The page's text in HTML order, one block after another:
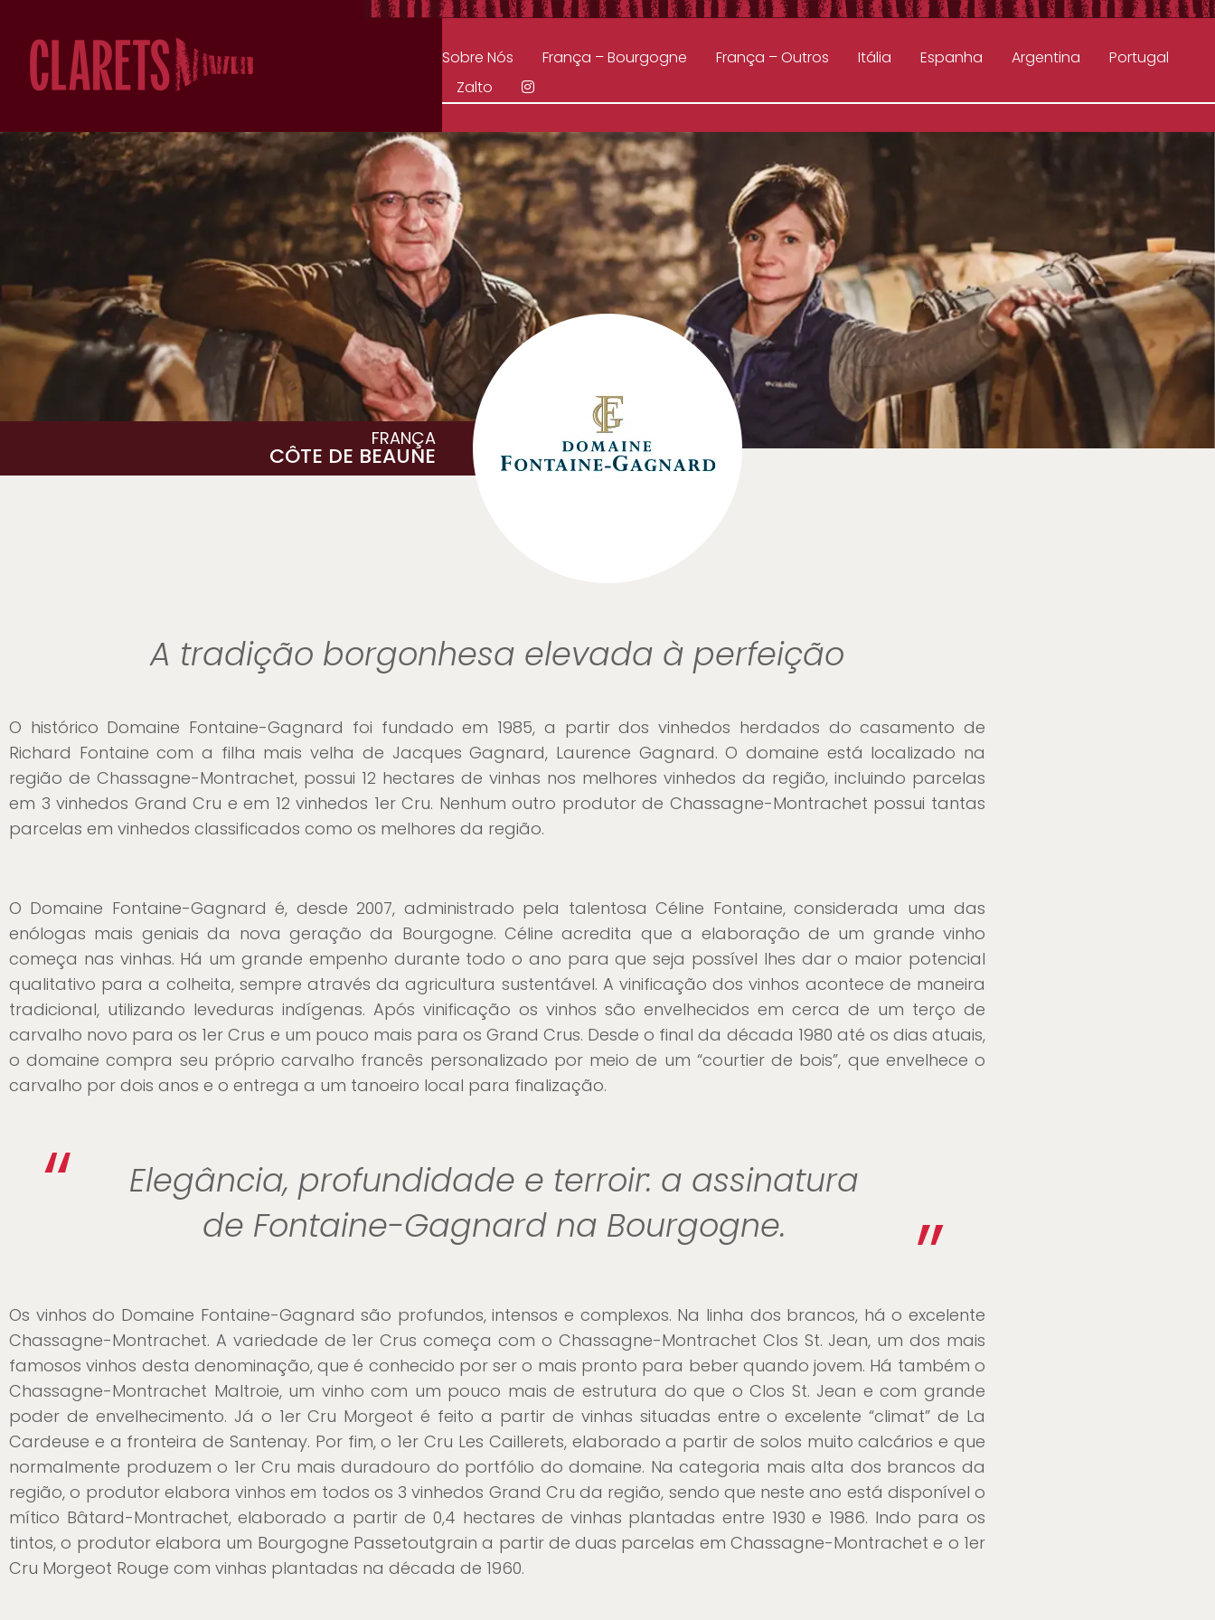
Sobre Nós França – Bourgogne França – Outros Itália Espanha Argentina
Portugal
Zalto
FRANÇA
CÔTE DE BEAUNE
A tradição borgonhesa elevada à perfeição
O histórico Domaine Fontaine-Gagnard foi fundado em 1985, a partir dos vinhedos herdados do casamento de
Richard Fontaine com a filha mais velha de Jacques Gagnard, Laurence Gagnard. O domaine está localizado na
região de Chassagne-Montrachet, possui 12 hectares de vinhas nos melhores vinhedos da região, incluindo parcelas
em 3 vinhedos Grand Cru e em 12 vinhedos 1er Cru. Nenhum outro produtor de Chassagne-Montrachet possui tantas
parcelas em vinhedos classificados como os melhores da região.
O Domaine Fontaine-Gagnard é, desde 2007, administrado pela talentosa Céline Fontaine, considerada uma das
enólogas mais geniais da nova geração da Bourgogne. Céline acredita que a elaboração de um grande vinho
começa nas vinhas. Há um grande empenho durante todo o ano para que seja possível lhes dar o maior potencial
qualitativo para a colheita, sempre através da agricultura sustentável. A vinificação dos vinhos acontece de maneira
tradicional, utilizando leveduras indígenas. Após vinificação os vinhos são envelhecidos em cerca de um terço de
carvalho novo para os 1er Crus e um pouco mais para os Grand Crus. Desde o final da década 1980 até os dias atuais,
o domaine compra seu próprio carvalho francês personalizado por meio de um “courtier de bois”, que envelhece o
carvalho por dois anos e o entrega a um tanoeiro local para finalização.
“
Elegância, profundidade e terroir: a assinatura
de Fontaine-Gagnard na Bourgogne.
”
Os vinhos do Domaine Fontaine-Gagnard são profundos, intensos e complexos. Na linha dos brancos, há o excelente
Chassagne-Montrachet. A variedade de 1er Crus começa com o Chassagne-Montrachet Clos St. Jean, um dos mais
famosos vinhos desta denominação, que é conhecido por ser o mais pronto para beber quando jovem. Há também o
Chassagne-Montrachet Maltroie, um vinho com um pouco mais de estrutura do que o Clos St. Jean e com grande
poder de envelhecimento. Já o 1er Cru Morgeot é feito a partir de vinhas situadas entre o excelente “climat” de La
Cardeuse e a fronteira de Santenay. Por fim, o 1er Cru Les Caillerets, elaborado a partir de solos muito calcários e que
normalmente produzem o 1er Cru mais duradouro do portfólio do domaine. Na categoria mais alta dos brancos da
região, o produtor elabora vinhos em todos os 3 vinhedos Grand Cru da região, sendo que neste ano está disponível o
mítico Bâtard-Montrachet, elaborado a partir de 0,4 hectares de vinhas plantadas entre 1930 e 1986. Indo para os
tintos, o produtor elabora um Bourgogne Passetoutgrain a partir de duas parcelas em Chassagne-Montrachet e o 1er
Cru Morgeot Rouge com vinhas plantadas na década de 1960.